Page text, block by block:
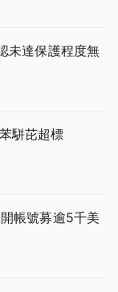
未達保護程度無
駢芘超標
帳號募逾5千美